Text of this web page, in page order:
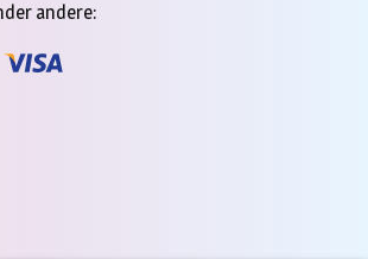
andere: